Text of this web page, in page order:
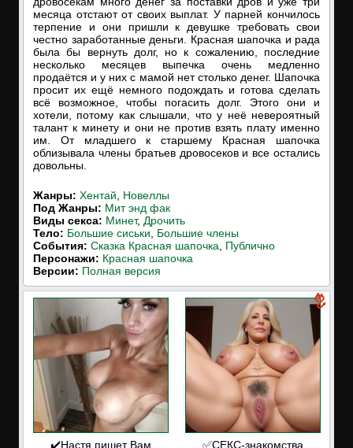
месяца отстают от своих выплат. У парней кончилось
терпение и они пришли к девушке требовать свои
честно заработанные деньги. Красная шапочка и рада
была бы вернуть долг, но к сожалению, последние
несколько месяцев выпечка очень медленно
продаётся и у них с мамой нет столько денег. Шапочка
просит их ещё немного подождать и готова сделать
всё возможное, чтобы погасить долг. Этого они и
хотели, потому как слышали, что у неё невероятный
талант к минету и они не против взять плату именно
им. От младшего к старшему Красная шапочка
облизывала члены братьев дровосеков и все остались
довольны.
Жанры: Хентай
Новеллы
Под Жанры: Мит энд фак
Виды секса: Минет, Дрочить
Тело: Большие сиськи
Большие члены
События: Сказка Красная шапочка
Публично
Персонажи: Красная шапочка
Версии: Полная версия
✔️Настя пишет Вам ✅СЕКС-знакомства